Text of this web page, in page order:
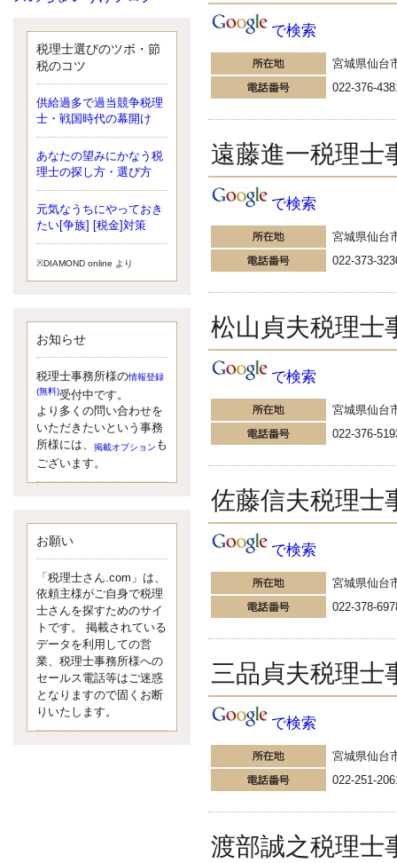
なったことに気付いた、税理士の
北井です。寂しいです。 先日、テ
ィームズイベントとしてバーベキ
ップしようと思いましたが、そこ
はセンスある後のブロガーに任せ
ようと思います。
更新:2017年5月1日(大阪市北区)
---------------------
サクセス会計事務所
サクセス税理士のお役立ち
ブログ
平成２７年１月１日以降開始の相
続より、相続税の基礎控除額（相
続税が課税されない遺産の上限
しています。
更新:2017年5月1日(大阪市中央区)
湘南BUN税理士事務所
湘南のぽっちゃり女性税理
士松村文子と湘南ＢＵ
また最近、税理士試験のご相談を
受けることおおくなりました。受
験申し込み受け付け開始になるか
ダメと思う前に、全力で勝負して
みたいです！
京都のやわらか女性税理
イクメン税理士による税金
ブログです。
なくて七クセ 目は口ほどにモノを
言う 色んなことわざがあります
が、無意識に出ている身体のサイ
ン。 心理学では、ちゃんと意味が
あるようです。 疑問に思ったら考
税理士選びのツボ・節
税のコツ
供給過多で過当競争税理
士・戦国時代の幕開け
あなたの望みにかなう税
理士の探し方・選び方
元気なうちにやっておき
たい[争族] [税金]対策
※DIAMOND online より
お知らせ
税理士事務所様の情報登録
(無料)受付中です。
より多くの問い合わせを
いただきたいという事務
所様には、
掲載オプション も
ございます。
お願い
「税理士さん.com」は、
依頼主様がご自身で税理
士さんを探すためのサイ
トです。 掲載されている
データを利用しての営
業、税理士事務所様への
セールス電話等はご迷惑
となりますので固くお断
りいたします。
で検索
宮城県仙台
022-376-
遠藤進一税理士
で検索
宮城県仙台
022-373-
松山貞夫税理士
で検索
宮城県仙台
022-376-
佐藤信夫税理士
で検索
宮城県仙台
022-378-
三品貞夫税理士
で検索
宮城県仙台
022-251-
渡部誠之税理士